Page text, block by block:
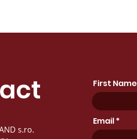
s.ro.
First Name
Email